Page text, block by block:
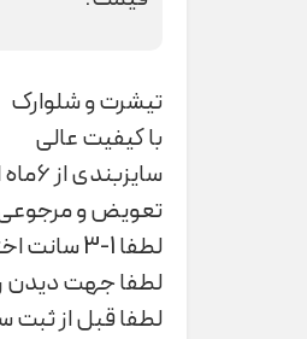
تیشرت و شلوارک
با کیفیت عالی
سایزبندی از ۶ماه الی ۳سال
تعویض و مرجوعی
لطفا 1-3 سانت اختلاف در اندازه گیری را لحاظ کنید
لطفا جهت دیدن
لطفا قبل از ثبت